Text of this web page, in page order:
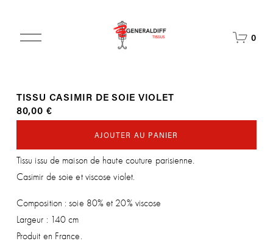
O
r
l
e
e
n
u
0
TISSU CASIMIR DE SOIE VIOLET
80,00 €
AJOUTER AU PANIER
Tissu issu de maison de haute couture parisienne.
Casimir de soie et viscose violet.
Composition : soie 80% et 20% viscose
Largeur : 140 cm
Produit en France.